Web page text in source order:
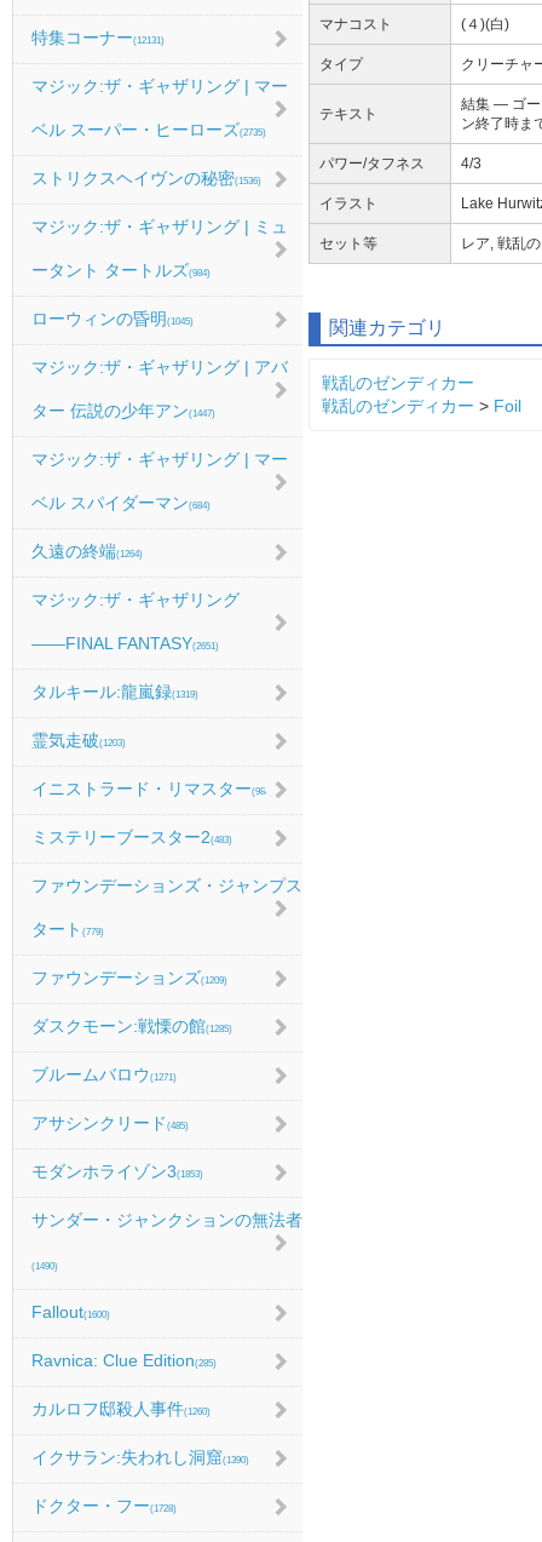
特集コーナー(12131)
マジック:ザ・ギャザリング | マー
ベル スーパー・ヒーローズ(2735)
ストリクスヘイヴンの秘密(1536)
マジック:ザ・ギャザリング | ミュ
ータント タートルズ(984)
ローウィンの昏明 (1045)
マジック:ザ・ギャザリング | アバ
ター 伝説の少年アン(1447)
マジック:ザ・ギャザリング | マー
ベル スパイダーマン(684)
久遠の終端(1264)
マジック:ザ・ギャザリング
――FINAL FANTASY(2651)
タルキール:龍嵐録(1319)
霊気走破(1203)
イニストラード・リマスター(984)
ミステリーブースター2(483)
ファウンデーションズ・ジャンプス
タート (779)
ファウンデーションズ(1209)
ダスクモーン:戦慄の館(1285)
ブルームバロウ (1271)
アサシンクリード (485)
モダンホライゾン3(1853)
サンダー・ジャンクションの無法者
(1490)
Fallout(1600)
Ravnica: Clue Edition(285)
カルロフ邸殺人事件(1260)
イクサラン:失われし洞窟(1390)
ドクター・フー(1728)
マナコスト (４)(白)
タイプ クリーチャ
テキスト
結集 ― ゴー
ン終了時ま
パワー/タフネス 4/3
イラスト Lake
セット等 レア, 戦乱
関連カテゴリ
戦乱のゼンディカー
戦乱のゼンディカー > Foil